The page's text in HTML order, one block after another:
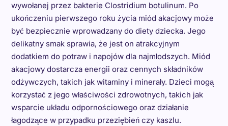
wywołanej przez bakterie Clostridium botulinum. Po
ukończeniu pierwszego roku życia miód akacjowy może
być bezpiecznie wprowadzany do diety dziecka. Jego
delikatny smak sprawia, że jest on atrakcyjnym
dodatkiem do potraw i napojów dla najmłodszych. Miód
akacjowy dostarcza energii oraz cennych składników
odżywczych, takich jak witaminy i minerały. Dzieci mogą
korzystać z jego właściwości zdrowotnych, takich jak
wsparcie układu odpornościowego oraz działanie
łagodzące w przypadku przeziębień czy kaszlu.